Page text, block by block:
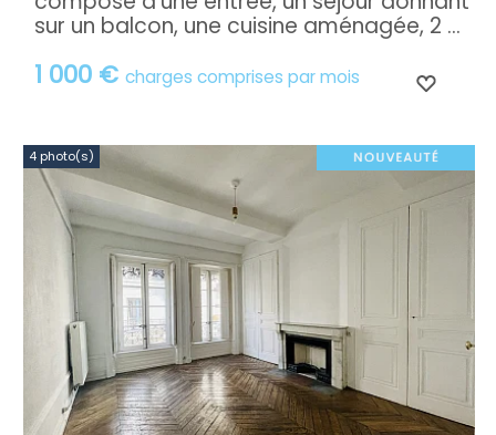
1 000 € charges comprises par mois
sur un balcon, une cuisine aménagée, 2 ...
4 photo(s)